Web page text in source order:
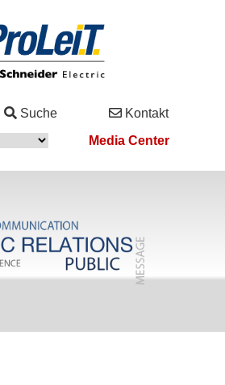
Suche
Kontakt
Media Center